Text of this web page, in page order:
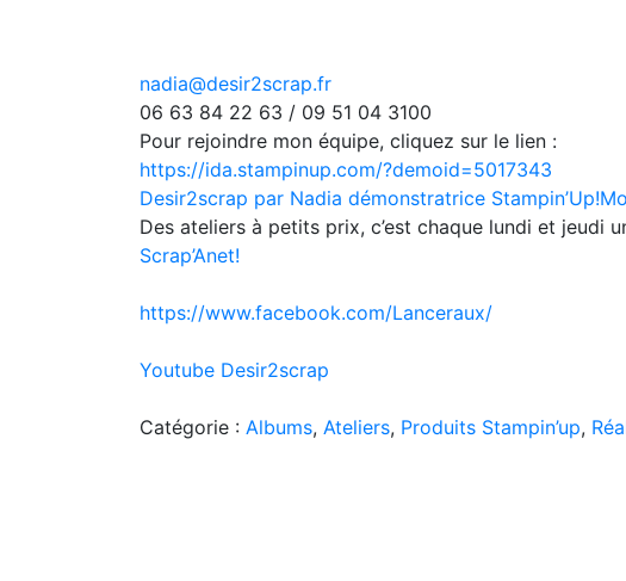
nadia@desir2scrap.fr
06 63 84 22 63 / 09 51 04 3100
Pour rejoindre mon équipe, cliquez sur le lien :
https://ida.stampinup.com/?demoid=5017343
Desir2scrap par Nadia démonstratrice Stampin’Up!
Des ateliers à petits prix, c’est chaque lundi et jeudi
Scrap’Anet!
https://www.facebook.com/Lanceraux/
Youtube Desir2scrap
Catégorie : Albums, Ateliers, Produits Stampin’up,